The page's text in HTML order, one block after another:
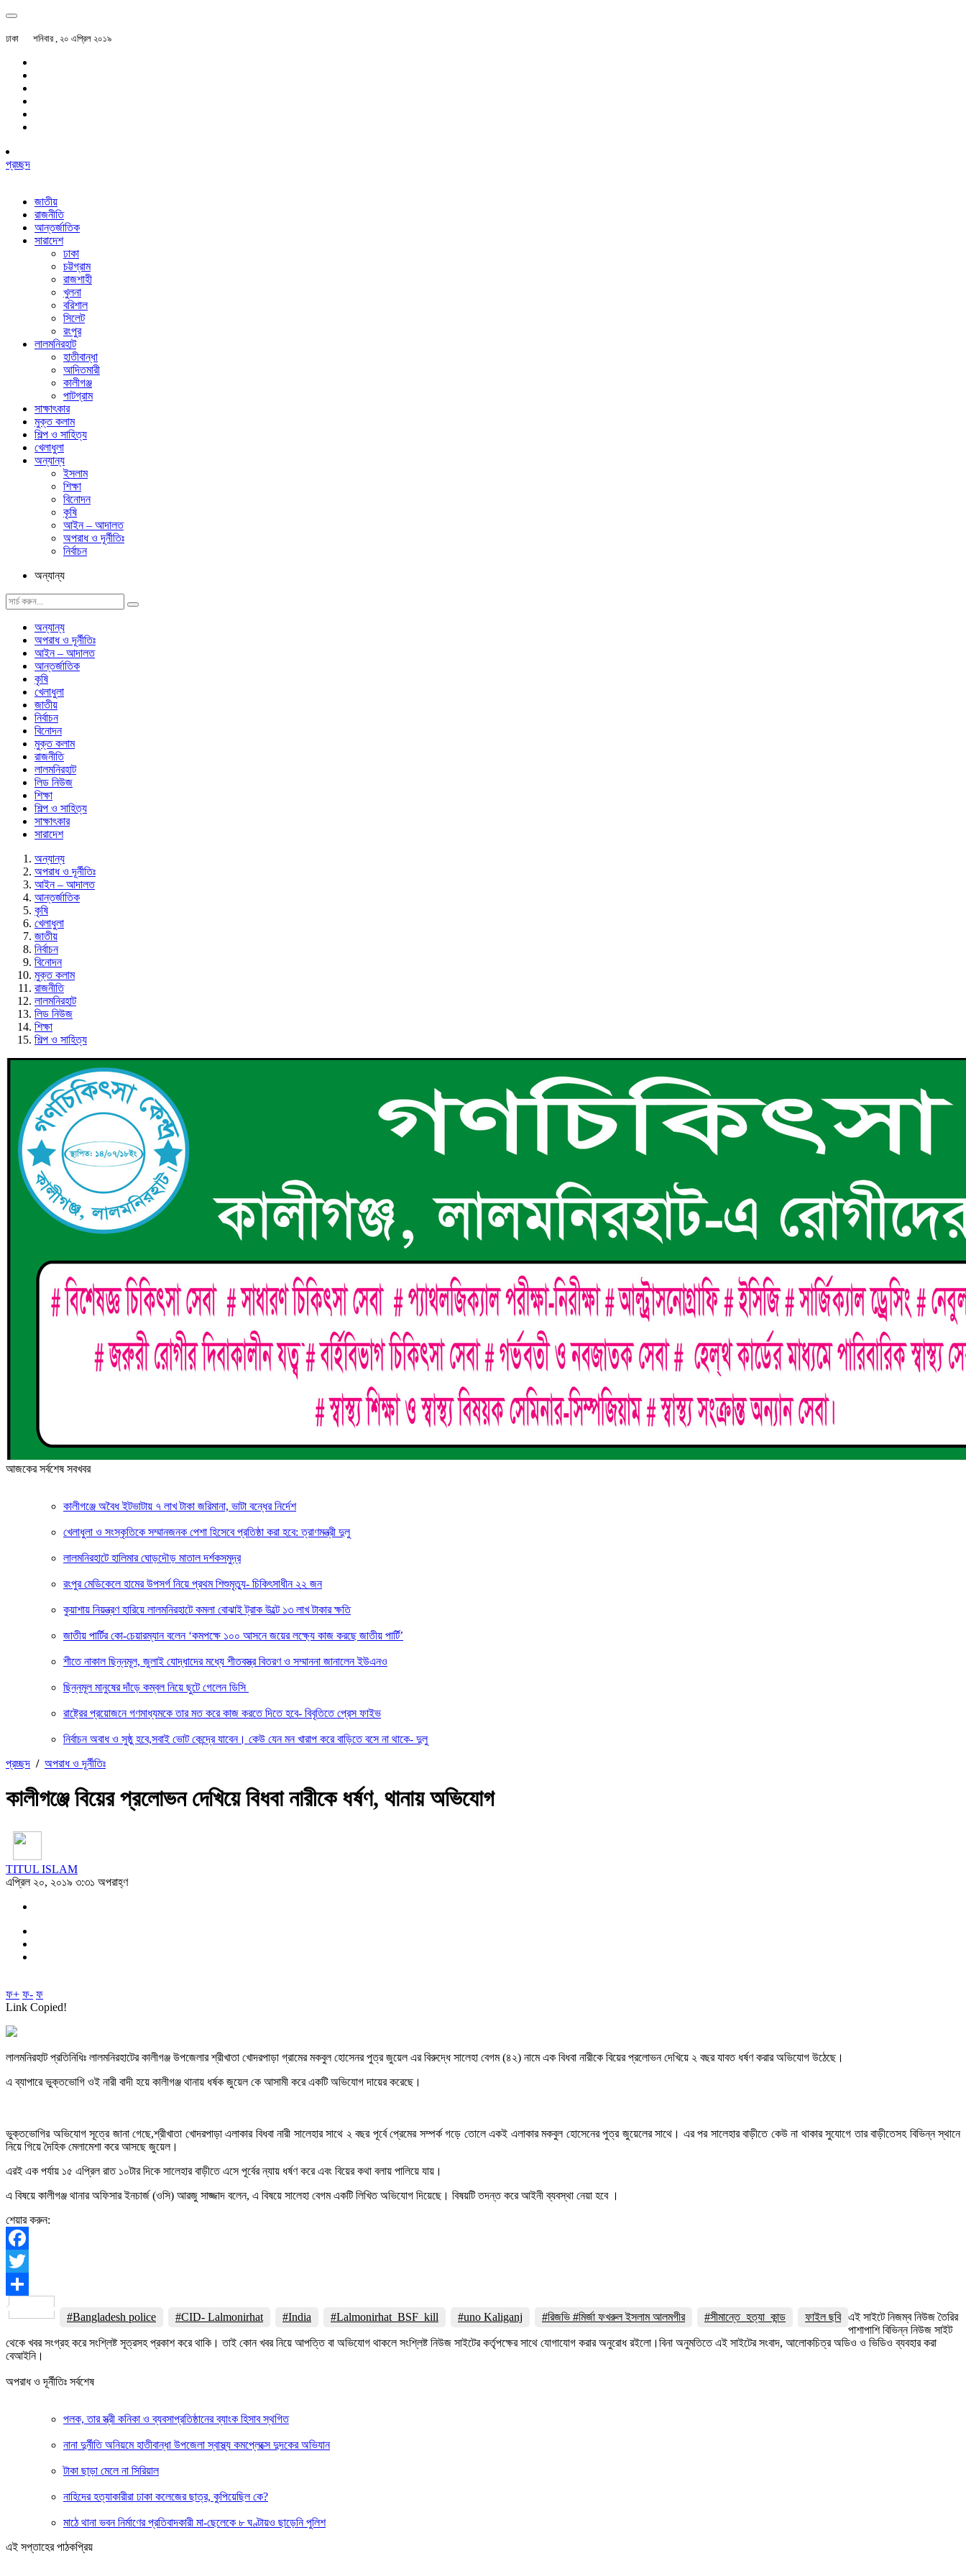
ঢাকা শনিবার , ২০ এপ্রিল ২০১৯
প্রচ্ছদ
জাতীয়
রাজনীতি
আন্তর্জাতিক
সারাদেশ
ঢাকা
চট্টগ্রাম
রাজশাহী
খুলনা
বরিশাল
সিলেট
রংপুর
লালমনিরহাট
হাতীবান্ধা
আদিতমারী
কালীগঞ্জ
পাটগ্রাম
সাক্ষাৎকার
মুক্ত কলাম
শিল্প ও সাহিত্য
খেলাধুলা
অন্যান্য
ইসলাম
শিক্ষা
বিনোদন
কৃষি
আইন – আদালত
অপরাধ ও দূর্নীতিঃ
নির্বাচন
অন্যান্য
অন্যান্য
অপরাধ ও দূর্নীতিঃ
আইন – আদালত
আন্তর্জাতিক
কৃষি
খেলাধুলা
জাতীয়
নির্বাচন
বিনোদন
মুক্ত কলাম
রাজনীতি
লালমনিরহাট
লিড নিউজ
শিক্ষা
শিল্প ও সাহিত্য
সাক্ষাৎকার
সারাদেশ
অন্যান্য
অপরাধ ও দূর্নীতিঃ
আইন – আদালত
আন্তর্জাতিক
কৃষি
খেলাধুলা
জাতীয়
নির্বাচন
বিনোদন
মুক্ত কলাম
রাজনীতি
লালমনিরহাট
লিড নিউজ
শিক্ষা
শিল্প ও সাহিত্য
আজকের সর্বশেষ সবখবর
কালীগঞ্জে অবৈধ ইটভাটায় ৭ লাখ টাকা জরিমানা, ভাটা বন্ধের নির্দেশ
খেলাধুলা ও সংস্কৃতিকে সম্মানজনক পেশা হিসেবে প্রতিষ্ঠা করা হবে: ত্রাণমন্ত্রী দুলু
লালমনিরহাটে হালিমার ঘোড়দৌড় মাতাল দর্শকসমুদ্র
রংপুর মেডিকেলে হামের উপসর্গ নিয়ে প্রথম শিশুমৃত্যু- চিকিৎসাধীন ২২ জন
কুয়াশায় নিয়ন্ত্রণ হারিয়ে লালমনিরহাটে কমলা বোঝাই ট্রাক উল্টে ১৩ লাখ টাকার ক্ষতি
জাতীয় পার্টির কো-চেয়ারম্যান বলেন ‘কমপক্ষে ১০০ আসনে জয়ের লক্ষ্যে কাজ করছে জাতীয় পার্টি’
শীতে নাকাল ছিন্নমূল, জুলাই যোদ্ধাদের মধ্যে শীতবস্ত্র বিতরণ ও সম্মাননা জানালেন ইউএনও
ছিন্নমূল মানুষের দাঁড়ে কম্বল নিয়ে ছুটে গেলেন ডিসি
রাষ্ট্রের প্রয়োজনে গণমাধ্যমকে তার মত করে কাজ করতে দিতে হবে- বিবৃতিতে প্রেস ফাইভ
নির্বাচন অবাধ ও সুষ্ঠু হবে,সবাই ভোট কেন্দ্রে যাবেন। কেউ যেন মন খারাপ করে বাড়িতে বসে না থাকে- দুলু
প্রচ্ছদ / অপরাধ ও দূর্নীতিঃ
কালীগঞ্জে বিয়ের প্রলোভন দেখিয়ে বিধবা নারীকে ধর্ষণ, থানায় অভিযোগ
TITUL ISLAM
এপ্রিল ২০, ২০১৯ ৩:৩১ অপরাহ্ণ
ফ+ ফ- ফ
Link Copied!
লালমনিরহাট প্রতিনিধিঃ লালমনিরহাটের কালীগঞ্জ উপজেলার শ্রীখাতা খোদরপাড়া গ্রামের মকবুল হোসেনর পুত্র জুয়েল এর বিরুদ্ধে সালেহা বেগম (৪২) নামে এক বিধবা নারীকে বিয়ের প্রলোভন দেখিয়ে ২ বছর যাবত ধর্ষণ করার অভিযোগ উঠেছে।
এ ব্যাপারে ভুক্তভোগি ওই নারী বাদী হয়ে কালীগঞ্জ থানায় ধর্ষক জুয়েল কে আসামী করে একটি অভিযোগ দায়ের করেছে।
ভুক্তভোগির অভিযোগ সূত্রে জানা গেছে,শ্রীখাতা খোদরপাড়া এলাকার বিধবা নারী সালেহার সাথে ২ বছর পূর্বে প্রেমের সম্পর্ক গড়ে তোলে একই এলাকার মকবুল হোসেনের পুত্র জুয়েলের সাথে। এর পর সালেহার বাড়ীতে কেউ না থাকার সুযোগে তার বাড়ীতেসহ বিভিন্ন স্থানে
নিয়ে গিয়ে দৈহিক মেলামেশা করে আসছে জুয়েল।
এরই এক পর্যায় ১৫ এপ্রিল রাত ১০টার দিকে সালেহার বাড়ীতে এসে পূর্বের ন্যায় ধর্ষণ করে এবং বিয়ের কথা বলায় পালিয়ে যায়।
এ বিষয়ে কালীগঞ্জ থানার অফিসার ইনচার্জ (ওসি) আরজু সাজ্জাদ বলেন, এ বিষয়ে সালেহা বেগম একটি লিখিত অভিযোগ দিয়েছে। বিষয়টি তদন্ত করে আইনী ব্যবস্থা নেয়া হবে ।
শেয়ার করুন:
Facebook
Twitter
#Bangladesh police
#CID- Lalmonirhat #India #Lalmonirhat_BSF_kill #uno Kaliganj #রিজভি #মির্জা ফখরুল ইসলাম আলমগীর #সীমান্তে_হত্যা_কান্ড ফাইল ছবি এই সাইটে নিজম্ব নিউজ তৈরির
পাশাপাশি বিভিন্ন নিউজ সাইট
থেকে খবর সংগ্রহ করে সংশ্লিষ্ট সূত্রসহ প্রকাশ করে থাকি। তাই কোন খবর নিয়ে আপত্তি বা অভিযোগ থাকলে সংশ্লিষ্ট নিউজ সাইটের কর্তৃপক্ষের সাথে যোগাযোগ করার অনুরোধ রইলো।বিনা অনুমতিতে এই সাইটের সংবাদ, আলোকচিত্র অডিও ও ভিডিও ব্যবহার করা
বেআইনি।
অপরাধ ও দূর্নীতিঃ সর্বশেষ
পলক, তার স্ত্রী কনিকা ও ব্যবসাপ্রতিষ্ঠানের ব্যাংক হিসাব স্থগিত
নানা দুর্নীতি অনিয়মে হাতীবান্ধা উপজেলা স্বাস্থ্য কমপ্লেক্সে দুদকের অভিযান
টাকা ছাড়া মেলে না সিরিয়াল
নাহিদের হত্যাকারীরা ঢাকা কলেজের ছাত্র, কুপিয়েছিল কে?
মাঠে থানা ভবন নির্মাণের প্রতিবাদকারী মা-ছেলেকে ৮ ঘণ্টায়ও ছাড়েনি পুলিশ
এই সপ্তাহের পাঠকপ্রিয়